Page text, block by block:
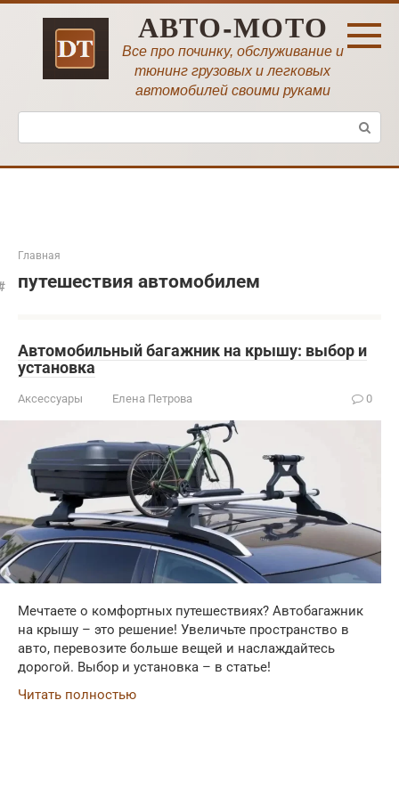
Перейти
АВТО-МОТО
Все про починку, обслуживание и
тюнинг грузовых и легковых
автомобилей своими руками
Поиск:
Главная
путешествия автомобилем
Автомобильный багажник на крышу: выбор и
установка
Аксессуары Елена Петрова 0
Мечтаете о комфортных путешествиях? Автобагажник
на крышу – это решение! Увеличьте пространство в
авто, перевозите больше вещей и наслаждайтесь
дорогой. Выбор и установка – в статье!
Читать полностью